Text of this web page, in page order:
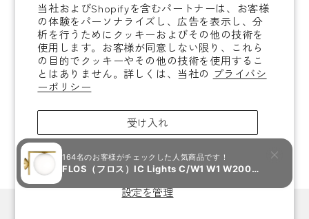
当社およびShopifyを含むパートナーは、お客様
の体験をパーソナライズし、広告を表示し、分
析を行うためにクッキーおよびその他の技術を
使用します。お客様が同意しない限り、これら
の目的でクッキーやその他の技術を使用するこ
とはありません。詳しくは、当社の プライバシ
ーポリシー
設定を管理
受け入れ
拒否
カートに入れる
タスクライト
ポータブルライト
和風照明
その他照明 / パーツ
電球
デスク
ミラー
収納家具
コートハンガー
傘立て
その他家具
掛時計
置時計
腕時計
花器
テーブルウェア
ホームアクセサリー
ラグ / ブランケット
キャンドル / アロマグッズ
即納商品
ご案内
法人取引のご案内
About YAMAGIWA
ショッピングガイド
お知らせ
ご利用ガイド
照明ガイド
よくあるご質問